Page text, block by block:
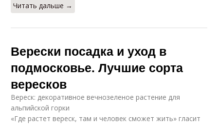
Читать дальше →
Верески посадка и уход в
подмосковье. Лучшие сорта
вересков
Вереск: декоративное вечнозеленое растение для
альпийской горки
«Где растет вереск, там и человек сможет жить» гласит